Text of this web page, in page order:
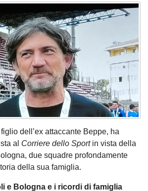
figlio dell’ex attaccante Beppe, ha
al Corriere dello Sportin vista della
due squadre profondamente
della sua famiglia.
e Bologna e i ricordi di famiglia